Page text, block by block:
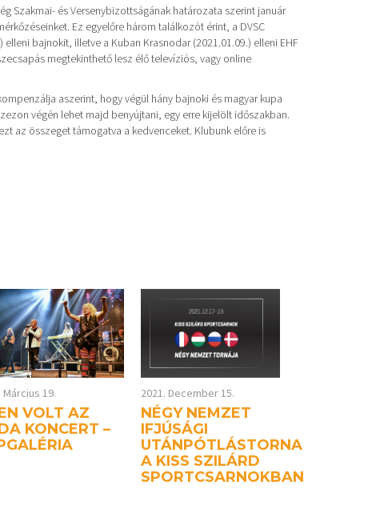
Szakmai- és Versenybizottságának határozata szerint január
Ez egyelőre három találkozót érint, a DVSC
elleni bajnokit, illetve a Kuban Krasnodar (2021.01.09.) elleni EHF
megtekinthető lesz élő televíziós, vagy online
aszerint, hogy végül hány bajnoki és magyar kupa
végén lehet majd benyújtani, egy erre kijelölt időszakban.
az összeget támogatva a kedvenceket. Klubunk előre is
Március 19.
VOLT AZ
KONCERT –
2021. December 15.
NÉGY NEMZET
IFJÚSÁGI
UTÁNPÓTLÁSTORNA
A KISS SZILÁRD
SPORTCSARNOKBAN